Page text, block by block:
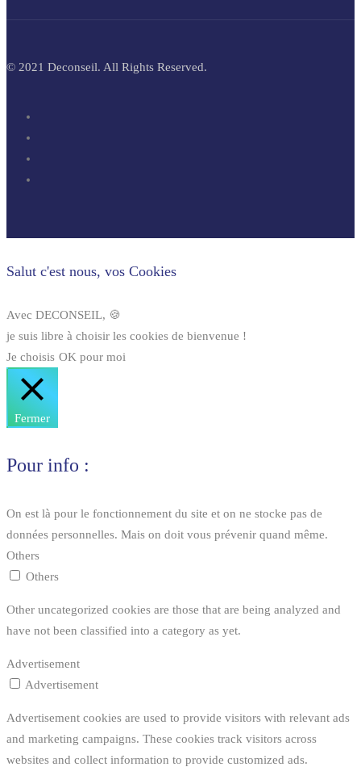
© 2021 Deconseil. All Rights Reserved.
Salut c'est nous, vos Cookies
Avec DECONSEIL, 🍪
je suis libre à choisir les cookies de bienvenue !
Je choisis OK pour moi
Fermer
Pour info :
On est là pour le fonctionnement du site et on ne stocke pas de
données personnelles. Mais on doit vous prévenir quand même.
Others
Others
Other uncategorized cookies are those that are being analyzed and
have not been classified into a category as yet.
Advertisement
Advertisement
Advertisement cookies are used to provide visitors with relevant ads
and marketing campaigns. These cookies track visitors across
websites and collect information to provide customized ads.